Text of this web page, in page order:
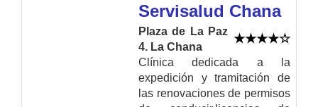
Servisalud Chana
Plaza de La Paz
4. La Chana
Clínica dedicada a la
expedición y tramitación de
las renovaciones de permisos